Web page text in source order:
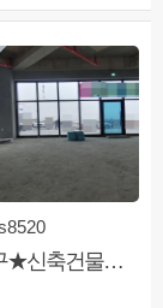
★삼봉지구★신축건물★분양및임대★1층 대로변★사거리★관공서앞